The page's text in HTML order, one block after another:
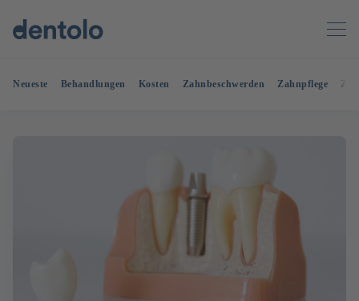
Neueste Behandlungen Kosten Zahnbeschwerden Zahnpflege